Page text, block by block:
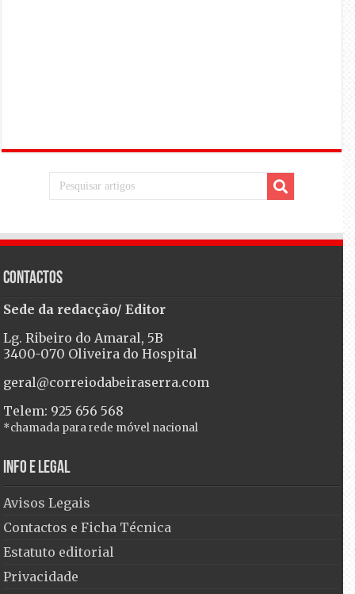
Contactos
Sede da redacção/ Editor
Lg. Ribeiro do Amaral, 5B
3400-070 Oliveira do Hospital
geral@correiodabeiraserra.com
Telem: 925 656 568
*chamada para rede móvel nacional
Info e Legal
Avisos Legais
Contactos e Ficha Técnica
Estatuto editorial
Privacidade